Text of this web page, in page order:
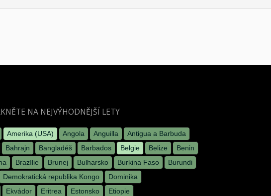
NA NEJVÝHODNĚJŠÍ LETY
Amerika (USA) Angola Anguilla
Antigua a Barbuda
Bahrajn Bangladéš Barbados Belgie Belize
Benin
Brazílie Brunej Bulharsko Burkina Faso
Burundi
Demokratická republika Kongo
Dominika
Ekvádor Eritrea Estonsko
Etiopie